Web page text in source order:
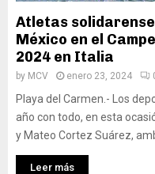
Atletas
México en el
2024 en Italia
by MCV enero 23, 2024
Playa del Carmen.- Los
año con todo, en esta
y Mateo Cortez Suárez,
Leer más